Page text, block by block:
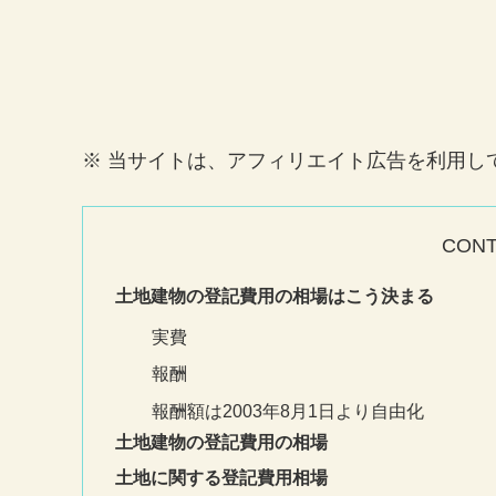
※ 当サイトは、アフィリエイト広告を利用し
土地建物の登記費用の相場はこう決まる
実費
報酬
報酬額は2003年8月1日より自由化
土地建物の登記費用の相場
土地に関する登記費用相場